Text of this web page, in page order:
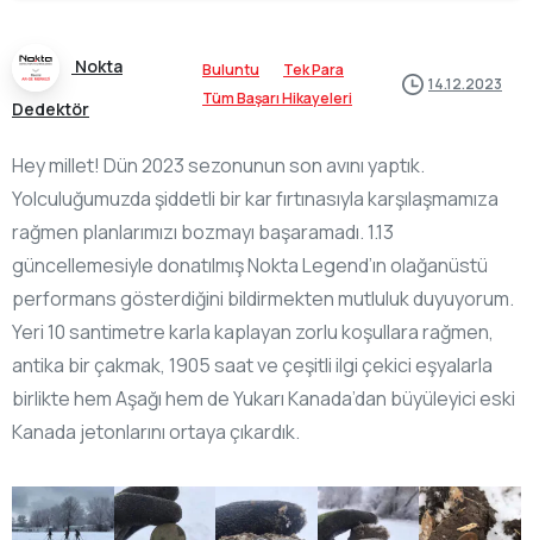
Nokta
Dedektör
Buluntu
Tek Para
Tüm Başarı Hikayeleri
14.12.2023
Hey millet! Dün 2023 sezonunun son avını yaptık.
Yolculuğumuzda şiddetli bir kar fırtınasıyla karşılaşmamıza
rağmen planlarımızı bozmayı başaramadı. 1.13
güncellemesiyle donatılmış Nokta Legend’ın olağanüstü
performans gösterdiğini bildirmekten mutluluk duyuyorum.
Yeri 10 santimetre karla kaplayan zorlu koşullara rağmen,
antika bir çakmak, 1905 saat ve çeşitli ilgi çekici eşyalarla
birlikte hem Aşağı hem de Yukarı Kanada’dan büyüleyici eski
Kanada jetonlarını ortaya çıkardık.